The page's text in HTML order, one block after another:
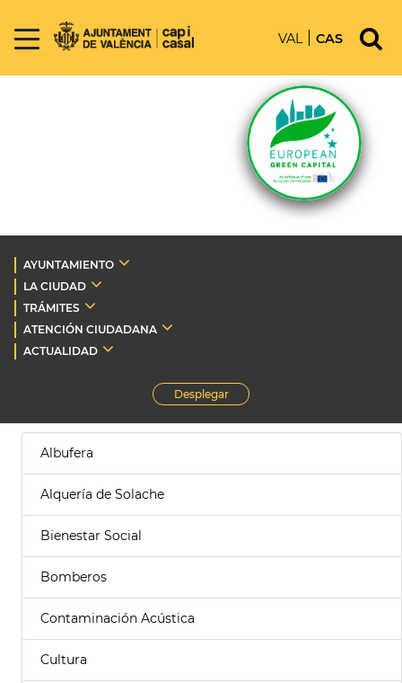
VAL CAS
AYUNTAMIENTO
LA CIUDAD
TRÁMITES
ATENCIÓN CIUDADANA
ACTUALIDAD
Desplegar
Albufera
Alquería de Solache
Bienestar Social
Bomberos
Contaminación Acústica
Cultura